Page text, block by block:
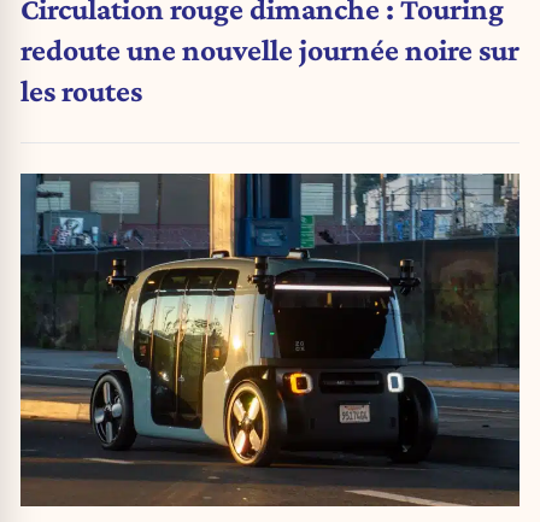
Circulation rouge dimanche : Touring
redoute une nouvelle journée noire sur
les routes